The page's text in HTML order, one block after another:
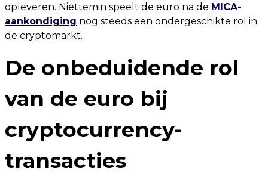
opleveren. Niettemin speelt de euro na de MICA-
aankondiging nog steeds een ondergeschikte rol in
de cryptomarkt.
De onbeduidende rol
van de euro bij
cryptocurrency-
transacties